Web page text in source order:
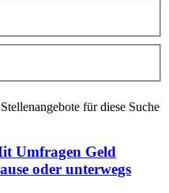
für diese Suche
Umfragen Geld
oder unterwegs